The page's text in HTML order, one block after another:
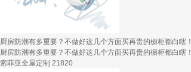
厨房防潮有多重要？不做好这几个方面买再贵的橱柜都白瞎！
厨房防潮有多重要？不做好这几个方面买再贵的橱柜都白瞎！
索菲亚全屋定制 21820